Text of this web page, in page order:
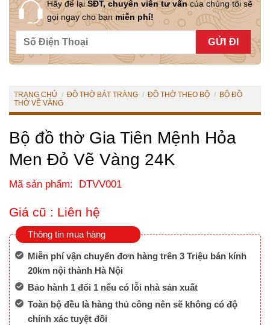
Hãy để lạiSĐT, chuyên viên tư vấncủa chúng tôi sẽ
gọi ngay cho bạnmiễn phí!
TRANG CHỦ / ĐỒ THỜ BÁT TRÀNG / ĐỒ THỜ THEO BỘ / BỘ ĐỒ
THỜ VẼ VÀNG
Bộ đồ thờ Gia Tiên Mệnh Hỏa
Men Đỏ Vẽ Vàng 24K
Mã sản phẩm: DTVV001
Giá cũ : Liên hệ
Thông tin mua hàng
Miễn phí vận chuyển đơn hàng trên 3 Triệu bán kính
20km nội thành Hà Nội
Bảo hành 1 đổi 1 nếu có lỗi nhà sản xuất
Toàn bộ đều là hàng thủ công nên sẽ không có độ
chính xác tuyệt đối